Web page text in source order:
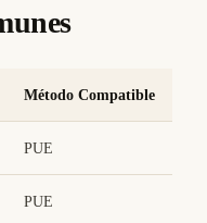
Método Compatible
PUE
PUE